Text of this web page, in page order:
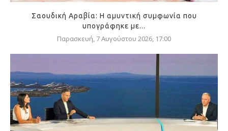
Σαουδική Αραβία: Η αμυντική συμφωνία που
υπογράφηκε με...
Παρασκευή, 7 Αυγούστου 2026, 17:00